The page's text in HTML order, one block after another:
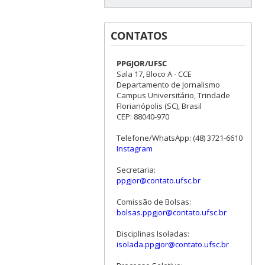
CONTATOS
PPGJOR/UFSC
Sala 17, Bloco A - CCE
Departamento de Jornalismo
Campus Universitário, Trindade
Florianópolis (SC), Brasil
CEP: 88040-970
Telefone/WhatsApp: (48) 3721-6610
Instagram
Secretaria:
ppgjor@contato.ufsc.br
Comissão de Bolsas:
bolsas.ppgjor@contato.ufsc.br
Disciplinas Isoladas:
isolada.ppgjor@contato.ufsc.br